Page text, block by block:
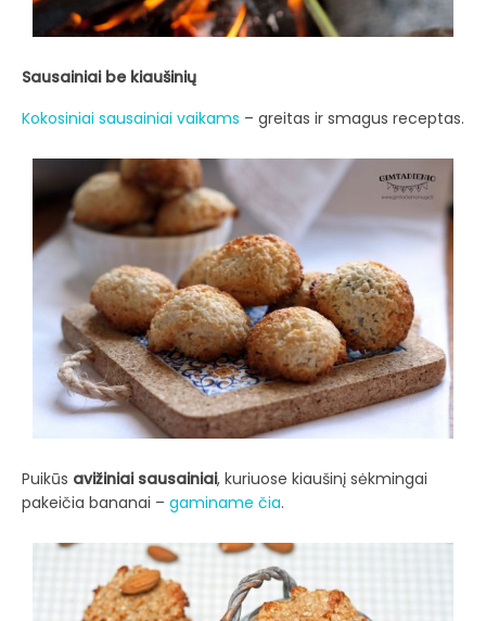
Sausainiai be kiaušinių
Kokosiniai sausainiai vaikams – greitas ir smagus receptas.
Puikūs avižiniai sausainiai, kuriuose kiaušinį sėkmingai
pakeičia bananai – gaminame čia.